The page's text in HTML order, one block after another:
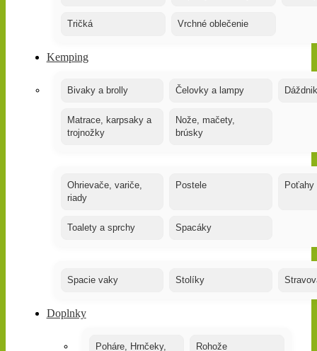
Tričká Vrchné oblečenie
Kemping
Bivaky a brolly Čelovky a lampy
Matrace, karpsaky a
trojnožky
Nože, mačety,
brúsky
Ohrievače, variče,
riady
Postele Poťahy
Toalety a sprchy Spacáky
Spacie vaky Stolíky
Doplnky
Poháre, Hrnčeky,
Rohože